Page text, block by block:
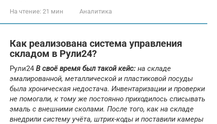
На чтение: 21 мин Аналитика
Как реализована система управления
складом в Рули24?
Рули24 В своё время был такой кейс: на складе
эмалированной, металлической и пластиковой посуды
была хроническая недостача. Инвентаризации и проверки
не помогали, к тому же постоянно приходилось списывать
эмаль с внешними сколами. После того, как на складе
внедрили систему учёта, штрих-коды и поставили камеры